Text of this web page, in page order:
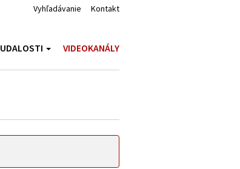
Vyhľadávanie Kontakt
UDALOSTI VIDEOKANÁLY